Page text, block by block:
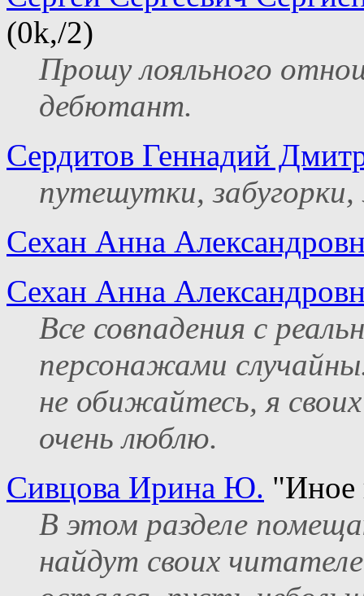
(0k,/2)
Прошу лояльного
дебютант.
Сердитов Геннадий
путешутки, забугорки,
Сехан Анна
Сехан Анна
Все совпадения с
персонажами
не обижайтесь, я
очень люблю.
Сивцова Ирина Ю. "Иное
В этом разделе
найдут своих